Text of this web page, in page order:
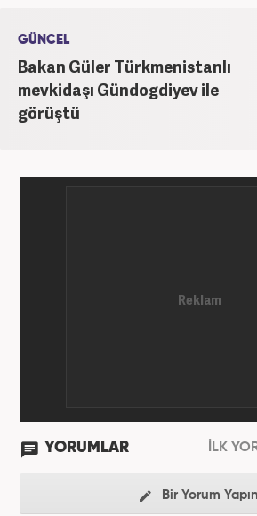
Haber7.com'da 'Güncel/
olarak
GÜNCEL
Bakan Güler Türkmenistanlı
mevkidaşı Gündogdiyev ile
görüştü
YORUMLAR İLK
Bir Yorum Yapın